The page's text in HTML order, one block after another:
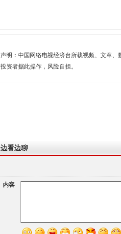
声明：中国网络电视经济台所载视频、文章
投资者据此操作，风险自担。
边看边聊
内容